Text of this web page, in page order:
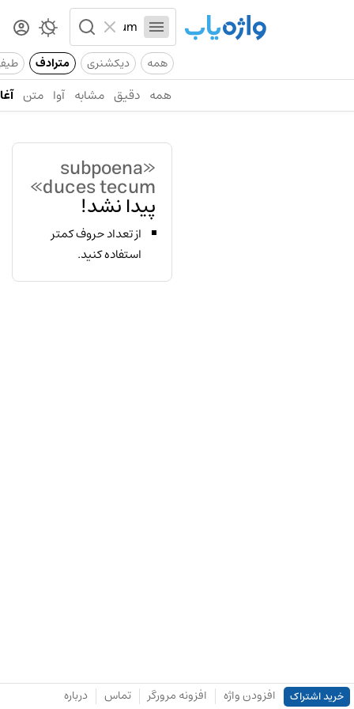
همه دیکشنری مترادف
همه دقیق مشابه آوا متن
«subpoena
duces tecum»
پیدا نشد!
از تعداد حروف کمتر
استفاده کنید.
خرید اشتراک افزودن واژه افزونه مرورگر تماس درباره